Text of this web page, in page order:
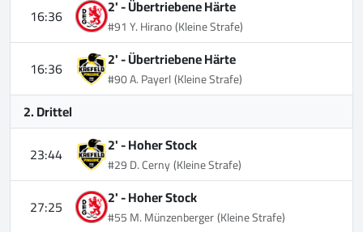
16:36 2' -Übertriebene Härte
#91 Y. Hirano(Kleine Strafe)
16:36 2' -Übertriebene Härte
#90 A. Payerl(Kleine Strafe)
2. Drittel
23:44
2' -Hoher Stock
#29 D. Cerny(Kleine Strafe)
27:25 2' -Hoher Stock
#55 M. Münzenberger(Kleine Strafe)